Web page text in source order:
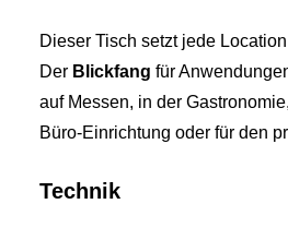
Dieser Tisch setzt jede
Der Blickfang für
auf Messen, in der
Büro-Einrichtung oder für den
Technik